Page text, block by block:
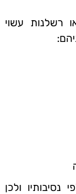
רשלנות עשוי
ולכן